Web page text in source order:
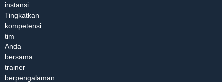
instansi.
Tingkatkan
kompetensi
tim
Anda
bersama
trainer
berpengalaman.